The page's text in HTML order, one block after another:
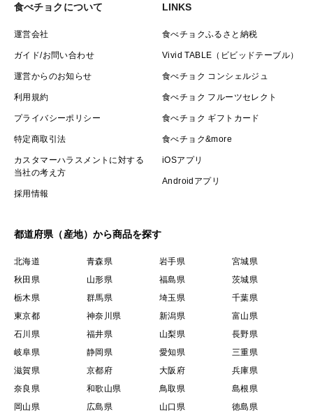
食べチョクについて
運営会社
ガイド/お問い合わせ
運営からのお知らせ
利用規約
プライバシーポリシー
特定商取引法
カスタマーハラスメントに対する
当社の考え方
採用情報
LINKS
食べチョクふるさと納税
Vivid TABLE（ビビッドテーブル）
食べチョク コンシェルジュ
食べチョク フルーツセレクト
食べチョク ギフトカード
食べチョク&more
iOSアプリ
Androidアプリ
都道府県（産地）から商品を探す
北海道 青森県 岩手県
宮城県
秋田県
山形県 福島県
茨城県
栃木県
群馬県 埼玉県
千葉県
東京都
神奈川県 新潟県
富山県
石川県
福井県 山梨県
長野県
岐阜県
静岡県 愛知県
三重県
滋賀県
京都府 大阪府
兵庫県
奈良県
和歌山県 鳥取県
島根県
岡山県
広島県 山口県 徳島県